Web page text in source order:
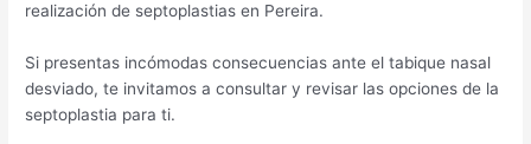
realización de septoplastias en Pereira.
Si presentas incómodas consecuencias ante el tabique nasal
desviado, te invitamos a consultar y revisar las opciones de la
septoplastia para ti.